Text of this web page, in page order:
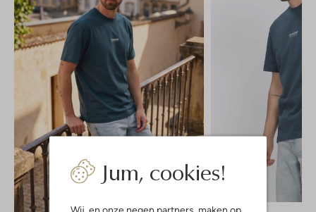
Jum, cookies!
Wij, en onze negen partners , maken op